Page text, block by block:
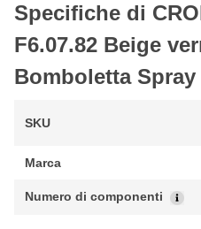
F6.07.82 Beige per verniciare
effettuare riparazioni invisibili.
Come verniciare con la
Sikkens F6.07.82 Beige?
Puoi utilizzare questa vernice
5 semplici passaggi. Seguendo
colore della vernice per auto
Specifiche di
F6.07.82 Beige
Bomboletta Spray
SKU
Marca
Numero di componenti